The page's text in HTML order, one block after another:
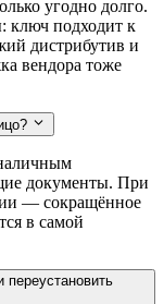
угодно долго.
ключ подходит к
дистрибутив и
вендора тоже
документы. При
— сокращённое
в самой